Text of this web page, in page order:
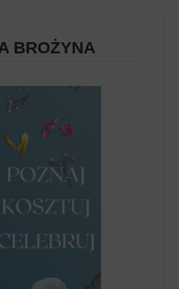
BROŻYNA